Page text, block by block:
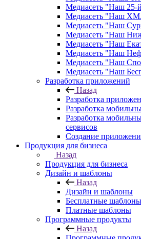
Медиасеть "Наш 25-
Медиасеть "Наш
Медиасеть "Наш
Медиасеть "Наш
Медиасеть "Наш
Медиасеть "Наш
Медиасеть "Наш
Медиасеть "Наш
Разработка приложений
Назад
Разработка
Разработка
Разработка
сервисов
Создание
Продукция для бизнеса
Назад
Продукция для бизнеса
Дизайн и шаблоны
Назад
Дизайн и шаблоны
Бесплатные шаблоны
Платные шаблоны
Программные продукты
Назад